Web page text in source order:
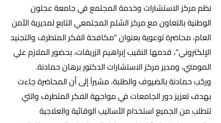
نظم مركز الاستشارات وخدمة المجتمع في جامعة عجلون
الوطنية بالتعاون مع مركز السّلم المجتمعي التابع لمديرية الأمن
العام، محاضرة توعوية بعنوان “مكافحة الفكر المتطرف والتجنيد
الإلكتروني”، قدمها النقيب إبراهيم الزريقات، بحضور الملازم علي
المومني، ومدير مركز الاستشارات الدكتور برهان حمادنة.
ورحّب حمادنة بالضيوف والطلبة، مشيراً إلى أن المحاضرة جاءت
بهدف تعزيز دور الجامعات في مواجهة الفكر المتطرف والتي
تتطلب من الجميع استخدام الأساليب الوقائية والعلاجية